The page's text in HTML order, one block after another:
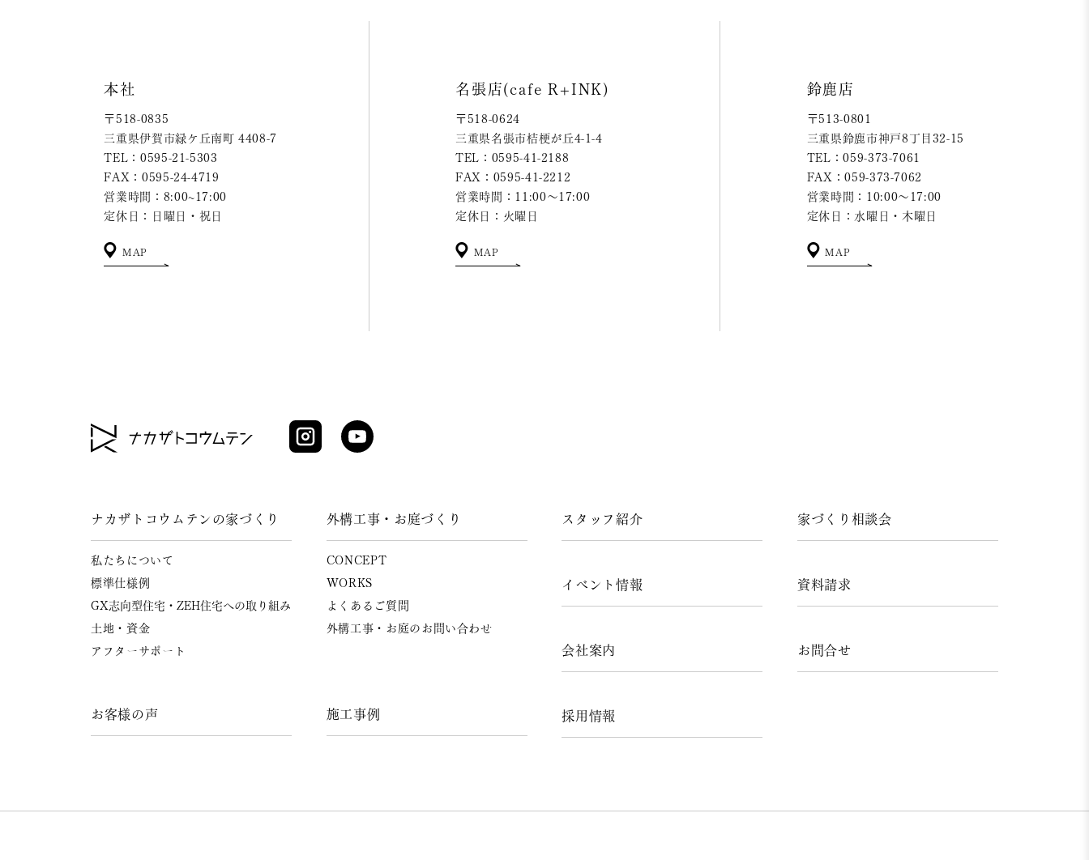
本社
〒518-0835
三重県伊賀市緑ケ丘南町 4408-7
TEL：0595-21-5303
FAX：0595-24-4719
営業時間：8:00~17:00
定休日：日曜日・祝日
MAP
名張店(cafe R+INK)
〒518-0624
三重県名張市桔梗が丘4-1-4
TEL：0595-41-2188
FAX：0595-41-2212
営業時間：11:00～17:00
定休日：火曜日
MAP
鈴鹿店
〒513-0801
三重県鈴鹿市神戸8丁目32-15
TEL：059-373-7061
FAX：059-373-7062
営業時間：10:00～17:00
定休日：水曜日・木曜日
MAP
ナカザトコウムテンの家づくり
私たちについて
標準仕様例
GX志向型住宅・ZEH住宅への取り組み
土地・資金
アフターサポート
お客様の声
外構工事・お庭づくり
CONCEPT
WORKS
よくあるご質問
外構工事・お庭のお問い合わせ
施工事例
スタッフ紹介
イベント情報
会社案内
採用情報
家づくり相談会
資料請求
お問合せ